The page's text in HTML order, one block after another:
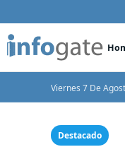
Viernes 7 De
Destacado